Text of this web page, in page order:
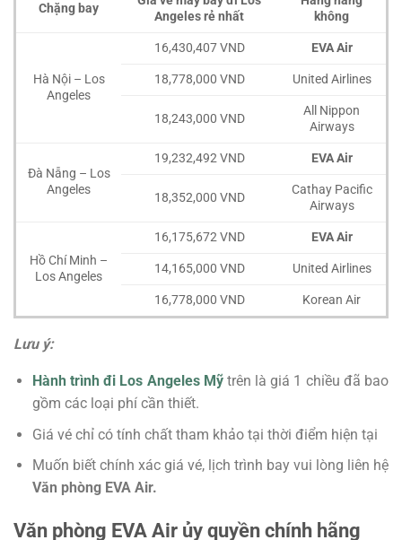
Chặng bay
Angeles rẻ nhất
không
Hà Nội – Los
Angeles
16,430,407 VND EVA Air
18,778,000 VND United Airlines
18,243,000 VND
All Nippon
Airways
Đà Nẵng – Los
Angeles
19,232,492 VND EVA Air
18,352,000 VND
Cathay Pacific
Airways
Hồ Chí Minh –
Los Angeles
16,175,672 VND EVA Air
14,165,000 VND United Airlines
16,778,000 VND Korean Air
Lưu ý:
Hành trình đi Los Angeles Mỹtrên là giá 1 chiều đã bao
gồm các loại phí cần thiết.
Giá vé chỉ có tính chất tham khảo tại thời điểm hiện tại
Muốn biết chính xác giá vé, lịch trình bay vui lòng liên hệ
Văn phòng EVA Air.
Văn phòng EVA Air ủy quyền chính hãng